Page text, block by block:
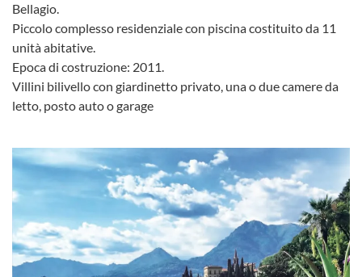
Bellagio.
Piccolo complesso residenziale con piscina costituito da 11
unità abitative.
Epoca di costruzione: 2011.
Villini bilivello con giardinetto privato, una o due camere da
letto, posto auto o garage